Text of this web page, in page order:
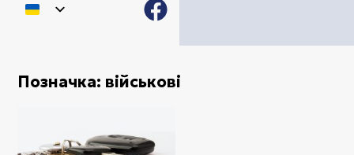
Позначка: військові